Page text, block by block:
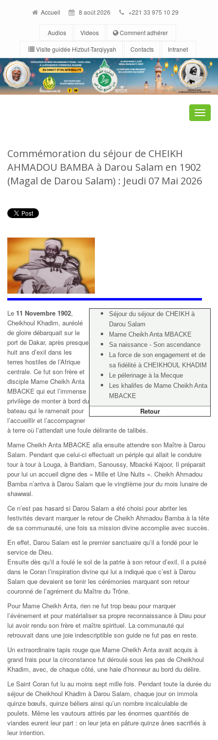
Accueil 8 août 2026 +221 33 975 10 29
Audios Videos
Comment adhérer
Visite guidée Hizbut-Tarqiyyah
Contacts Intranet
Toggle
Commémoration du séjour de CHEIKH
AHMADOU BAMBA à Darou Salam en 1902
(Magal de Darou Salam) : Jeudi 07 Mai 2026
Séjour du séjour de CHEIKH à
Darou Salam
Mame Cheikh Anta MBACKE
Sa naissance - Son ascendance
La force de son engagement et de
sa fidélité à CHEIKHOUL KHADIM
Le pélerinage à la Mecque
Les khalifes de Mame Cheikh Anta
MBACKE
Retour
Le 11 Novembre 1902,
Cheikhoul Khadim, auréolé
de gloire débarquait sur le
port de Dakar, après presque
huit ans d’exil dans les
terres hostiles de l’Afrique
centrale. Ce fut son frère et
disciple Mame Cheikh Anta
MBACKE qui eut l’immense
privilège de monter à bord du
bateau qui le ramenait pour
l’accueillir et l’accompagner
à terre où l’attendait une foule délirante de talibés.
Mame Cheikh Anta MBACKE alla ensuite attendre son Maître à Darou
Salam. Pendant que celui-ci effectuait un périple qui allait le conduire
tour à tour à Louga, à Baridiam, Sanoussy, Mbacké Kajoor, Il préparait
pour lui un accueil digne des « Mille et Une Nuits ». Cheikh Ahmadou
Bamba n’arriva à Darou Salam que le vingtième jour du mois lunaire de
shawwal.
Ce n’est pas hasard si Darou Salam a été choisi pour abriter les
festivités devant marquer le retour de Cheikh Ahmadou Bamba à la tête
de sa communauté, une fois sa mission divine accomplie avec succès.
En effet, Darou Salam est le premier sanctuaire qu’il a fondé pour le
service de Dieu.
Ensuite dès qu’il a foulé le sol de la patrie à son retour d’exil, il a puisé
dans le Coran l’inspiration divine qui lui a indiqué que c’est à Darou
Salam que devaient se tenir les cérémonies marquant son retour
couronné de l’agrément du Maître du Trône.
Pour Mame Cheikh Anta, rien ne fut trop beau pour marquer
l’événement et pour matérialiser sa propre reconnaissance à Dieu pour
lui avoir rendu son frère et maître spirituel. La communauté qui
retrouvait dans une joie indescriptible son guide ne fut pas en reste.
Un extraordinaire tapis rouge que Mame Cheikh Anta avait acquis à
grand frais pour la circonstance fut déroulé sous les pas de Cheikhoul
Khadim, avec, de chaque côté, une haie d’honneur au bord du délire.
Le Saint Coran fut lu au moins sept mille fois. Pendant toute la durée du
séjour de Cheikhoul Khadim à Darou Salam, chaque jour on immola
quinze bœufs, quinze béliers ainsi qu’un nombre incalculable de
poulets. Même les vautours attirés par les énormes quantités de
viandes eurent leur part : on leur jeta en pâture quinze ânes sacrifiés à
leur intention.